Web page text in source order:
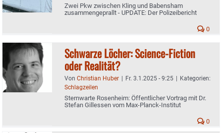
Zwei Pkw zwischen Kling und Babensham
zusammengeprallt - UPDATE: Der Polizeibericht
0
Schwarze Löcher: Science-Fiction
oder Realität?
Von Christian Huber | Fr. 3.1.2025 - 9:25 | Kategorien:
Schlagzeilen
Sternwarte Rosenheim: Öffentlicher Vortrag mit Dr.
Stefan Gillessen vom Max-Planck-Institut
0